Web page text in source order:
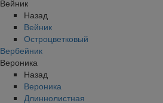
Вейник
Назад
Вейник
Остроцветковый
Вербейник
Вероника
Назад
Вероника
Длиннолистная